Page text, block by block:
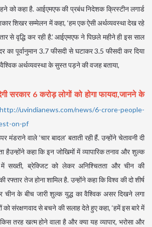
को कहा है. आईएमएफ की प्रबंध निदेशक क्रिस्टीन लगार्ड
शिखर सम्मेलन में कहा, ‘हम एक ऐसी अर्थव्यवस्था देख रहे
से वृद्धि कर रही है.’ आईएमएफ ने पिछले महीने ही इस साल
का पूर्वानुमान 3.7 फीसदी से घटाकर 3.5 फीसदी कर दिया
अर्थव्यवस्था के सुस्त पड़ने की वजह बताया,
सरकार 6 करोड़ लोगों को होगा फायदा,जानने के
http://uvindianews.com/news/6-crore-people-
on-pf
मंडराने वाले ‘चार बादल’ बताती रही हैं. उन्होंने चेतावनी दी
हैउन्होंने कहा कि इन जोखिमों में व्यापारिक तनाव और शुल्क
में सख्ती, ब्रेक्जिट को लेकर अनिश्चितता और चीन की
तेज होना शामिल है. उन्होंने कहा कि विश्व की दो शीर्ष
चीन के बीच जारी शुल्क युद्ध का वैश्विक असर दिखने लगा
संरक्षणवाद से बचने की सलाह देते हुए कहा, ‘हमें इस बारे में
तरह खत्म होने वाला है और क्या यह व्यापार, भरोसा और